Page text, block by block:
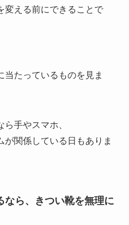
変える前にできることで
当たっているものを見ま
手やスマホ、
が関係している日もありま
なら、きつい靴を無理に